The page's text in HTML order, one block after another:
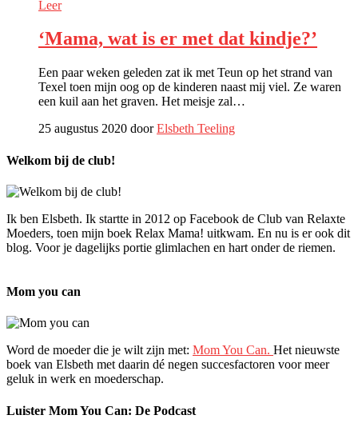
Leer
‘Mama, wat is er met dat kindje?’
Een paar weken geleden zat ik met Teun op het strand van
Texel toen mijn oog op de kinderen naast mij viel. Ze waren
een kuil aan het graven. Het meisje zal…
25 augustus 2020 doorElsbeth Teeling
Welkom bij de club!
Ik ben Elsbeth. Ik startte in 2012 op Facebook de Club van Relaxte
Moeders, toen mijn boek Relax Mama! uitkwam. En nu is er ook dit
blog. Voor je dagelijks portie glimlachen en hart onder de riemen.
Mom you can
Word de moeder die je wilt zijn met: Mom You Can. Het nieuwste
boek van Elsbeth met daarin dé negen succesfactoren voor meer
geluk in werk en moederschap.
Luister Mom You Can: De Podcast